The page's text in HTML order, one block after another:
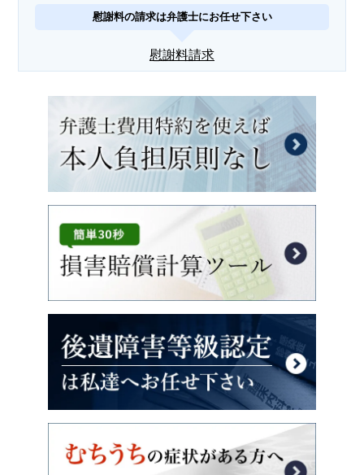
慰謝料の請求は弁護士にお任せ下さい
慰謝料請求